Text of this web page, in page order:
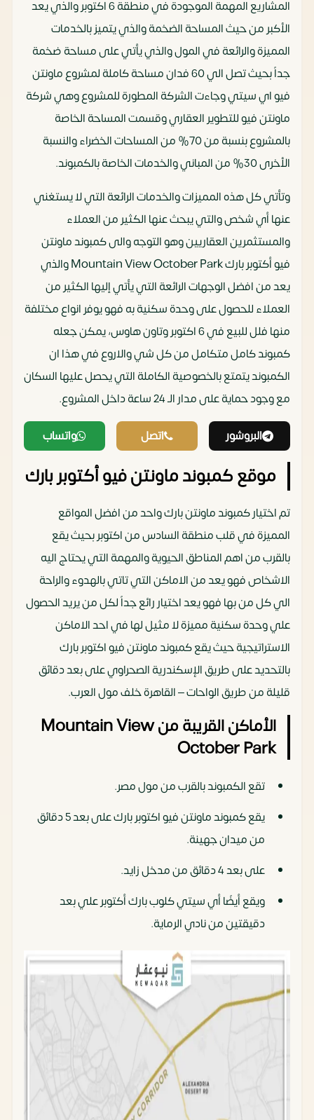
المشاريع المهمة الموجودة في منطقة 6 اكتوبر والذي يعد
الأكبر من حيث المساحة الضخمة والذي يتميز بالخدمات
المميزة والرائعة في المول والذي يأتي على مساحة ضخمة
جداً بحيث تصل الي 60 فدان مساحة كاملة لمشروع ماونتن
فيو اي سيتي وجاءت الشركة المطورة للمشروع وهي شركة
ماونتن فيو للتطوير العقاري وقسمت المساحة الخاصة
بالمشروع بنسبة من 70% من المساحات الخضراء والنسبة
الأخرى 30% من المباني والخدمات الخاصة بالكمبوند.
وتأتي كل هذه المميزات والخدمات الرائعة التي لا يستغني
عنها أي شخص والتي يبحث عنها الكثير من العملاء
والمستثمرين العقاريين وهو التوجه والى كمبوند ماونتن
فيو أكتوبر بارك Mountain View October Park والذي
يعد من افضل الوجهات الرائعة التي يأتي إليها الكثير من
العملاء للحصول على وحدة سكنية به فهو يوفر انواع مختلفة
منها فلل للبيع في 6 اكتوبر وتاون هاوس، يمكن جعله
كمبوند كامل متكامل من كل شي والاروع في هذا ان
الكمبوند يتمتع بالخصوصية الكاملة التي يحصل عليها السكان
مع وجود حماية على مدار الـ 24 ساعة داخل المشروع.
البروشور اتصل واتساب
موقع كمبوند ماونتن فيو أكتوبر بارك
تم اختيار كمبوند ماونتن بارك واحد من افضل المواقع
المميزة في قلب منطقة السادس من اكتوبر بحيث يقع
بالقرب من اهم المناطق الحيوية والمهمة التي يحتاج اليه
الاشخاص فهو يعد من الاماكن التي تاتي بالهدوء والراحة
الي كل من بها فهو يعد اختيار رائع جداً لكل من يريد الحصول
علي وحدة سكنية مميزة لا مثيل لها في احد الاماكن
الاستراتيجية حيث يقع كمبوند ماونتن فيو اكتوبر بارك
بالتحديد على طريق الإسكندرية الصحراوي على بعد دقائق
قليلة من طريق الواحات – القاهرة خلف مول العرب.
الأماكن القريبة من Mountain View
October Park
تقع الكمبوند بالقرب من مول مصر.
يقع كمبوند ماونتن فيو اكتوبر بارك على بعد 5 دقائق
من ميدان جهينة.
على بعد 4 دقائق من مدخل زايد.
ويقع أيضًا أي سيتي كلوب بارك أكتوبر علي بعد
دقيقتين من نادي الرماية.